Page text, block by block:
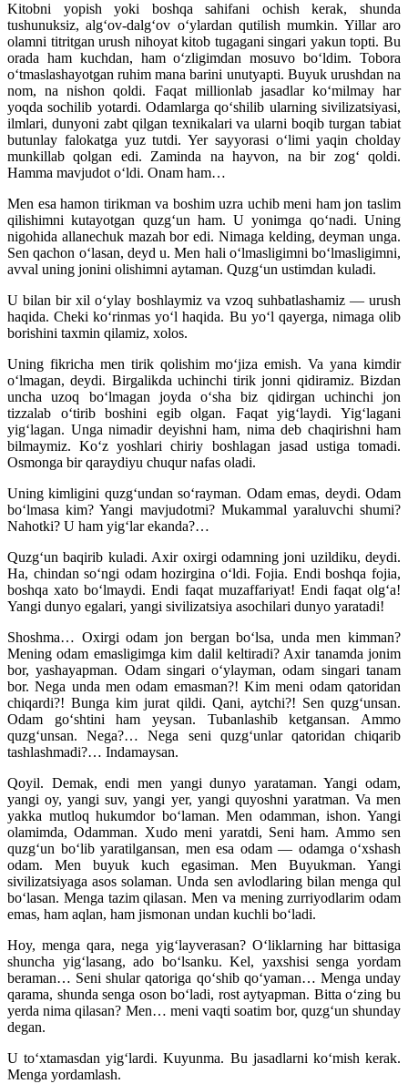
Kitobni yopish yoki boshqa sahifani ochish kerak, shunda
tushunuksiz, alg‘ov-dalg‘ov o‘ylardan qutilish mumkin. Yillar aro
olamni titritgan urush nihoyat kitob tugagani singari yakun topti. Bu
orada ham kuchdan, ham o‘zligimdan mosuvo bo‘ldim. Tobora
o‘tmaslashayotgan ruhim mana barini unutyapti. Buyuk urushdan na
nom, na nishon qoldi. Faqat millionlab jasadlar ko‘milmay har
yoqda sochilib yotardi. Odamlarga qo‘shilib ularning sivilizatsiyasi,
ilmlari, dunyoni zabt qilgan texnikalari va ularni boqib turgan tabiat
butunlay falokatga yuz tutdi. Yer sayyorasi o‘limi yaqin cholday
munkillab qolgan edi. Zaminda na hayvon, na bir zog‘ qoldi.
Hamma mavjudot o‘ldi. Onam ham…
Men esa hamon tirikman va boshim uzra uchib meni ham jon taslim
qilishimni kutayotgan quzg‘un ham. U yonimga qo‘nadi. Uning
nigohida allanechuk mazah bor edi. Nimaga kelding, deyman unga.
Sen qachon o‘lasan, deyd u. Men hali o‘lmasligimni bo‘lmasligimni,
avval uning jonini olishimni aytaman. Quzg‘un ustimdan kuladi.
U bilan bir xil o‘ylay boshlaymiz va vzoq suhbatlashamiz — urush
haqida. Cheki ko‘rinmas yo‘l haqida. Bu yo‘l qayerga, nimaga olib
borishini taxmin qilamiz, xolos.
Uning fikricha men tirik qolishim mo‘jiza emish. Va yana kimdir
o‘lmagan, deydi. Birgalikda uchinchi tirik jonni qidiramiz. Bizdan
uncha uzoq bo‘lmagan joyda o‘sha biz qidirgan uchinchi jon
tizzalab o‘tirib boshini egib olgan. Faqat yig‘laydi. Yig‘lagani
yig‘lagan. Unga nimadir deyishni ham, nima deb chaqirishni ham
bilmaymiz. Ko‘z yoshlari chiriy boshlagan jasad ustiga tomadi.
Osmonga bir qaraydiyu chuqur nafas oladi.
Uning kimligini quzg‘undan so‘rayman. Odam emas, deydi. Odam
bo‘lmasa kim? Yangi mavjudotmi? Mukammal yaraluvchi shumi?
Nahotki? U ham yig‘lar ekanda?…
Quzg‘un baqirib kuladi. Axir oxirgi odamning joni uzildiku, deydi.
Ha, chindan so‘ngi odam hozirgina o‘ldi. Fojia. Endi boshqa fojia,
boshqa xato bo‘lmaydi. Endi faqat muzaffariyat! Endi faqat olg‘a!
Yangi dunyo egalari, yangi sivilizatsiya asochilari dunyo yaratadi!
Shoshma… Oxirgi odam jon bergan bo‘lsa, unda men kimman?
Mening odam emasligimga kim dalil keltiradi? Axir tanamda jonim
bor, yashayapman. Odam singari o‘ylayman, odam singari tanam
bor. Nega unda men odam emasman?! Kim meni odam qatoridan
chiqardi?! Bunga kim jurat qildi. Qani, aytchi?! Sen quzg‘unsan.
Odam go‘shtini ham yeysan. Tubanlashib ketgansan. Ammo
quzg‘unsan. Nega?… Nega seni quzg‘unlar qatoridan chiqarib
tashlashmadi?… Indamaysan.
Qoyil. Demak, endi men yangi dunyo yarataman. Yangi odam,
yangi oy, yangi suv, yangi yer, yangi quyoshni yaratman. Va men
yakka mutloq hukumdor bo‘laman. Men odamman, ishon. Yangi
olamimda, Odamman. Xudo meni yaratdi, Seni ham. Ammo sen
quzg‘un bo‘lib yaratilgansan, men esa odam — odamga o‘xshash
odam. Men buyuk kuch egasiman. Men Buyukman. Yangi
sivilizatsiyaga asos solaman. Unda sen avlodlaring bilan menga qul
bo‘lasan. Menga tazim qilasan. Men va mening zurriyodlarim odam
emas, ham aqlan, ham jismonan undan kuchli bo‘ladi.
Hoy, menga qara, nega yig‘layverasan? O‘liklarning har bittasiga
shuncha yig‘lasang, ado bo‘lsanku. Kel, yaxshisi senga yordam
beraman… Seni shular qatoriga qo‘shib qo‘yaman… Menga unday
qarama, shunda senga oson bo‘ladi, rost aytyapman. Bitta o‘zing bu
yerda nima qilasan? Men… meni vaqti soatim bor, quzg‘un shunday
degan.
U to‘xtamasdan yig‘lardi. Kuyunma. Bu jasadlarni ko‘mish kerak.
Menga yordamlash.